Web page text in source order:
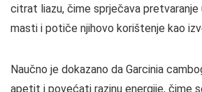
citrat liazu, čime sprječava pretvaranje
masti i potiče njihovo korištenje kao
Naučno je dokazano da Garcinia
apetit i povećati razinu energije, čime